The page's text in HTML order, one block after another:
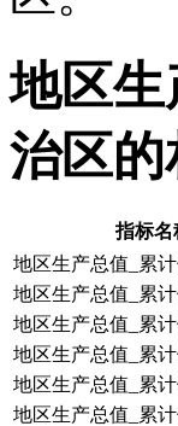
地区生
治区
指标名
地区生产总值_累
地区生产总值_累
地区生产总值_累
地区生产总值_累
地区生产总值_累
地区生产总值_累